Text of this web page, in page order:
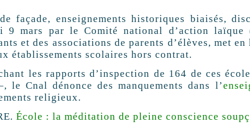
façade, enseignements historiques biaisés,
9 mars par le Comité national d’action laïque
et des associations de parents d’élèves, met
établissements scolaires hors contrat.
les rapports d’inspection de 164 de ces
le Cnal dénonce des manquements dans l’
religieux.
École : la méditation de pleine conscience